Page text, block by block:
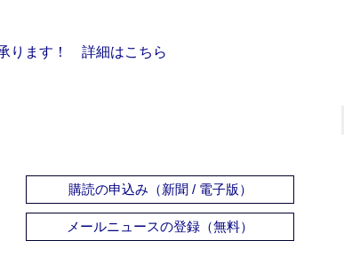
ります！ 詳細はこちら
購読の申込み（新聞 / 電子版）
メールニュースの登録（無料）